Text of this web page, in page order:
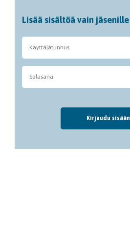
Lisää sisältöä vain jäsenille
Kirjaudu sisään